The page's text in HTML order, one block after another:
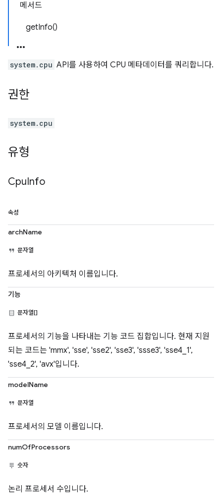
메서드
getInfo()
system.cpu API를 사용하여 CPU 메타데이터를 쿼리합니다.
권한
system.cpu
유형
CpuInfo
속성
archName
문자열
프로세서의 아키텍처 이름입니다.
기능
문자열[]
프로세서의 기능을 나타내는 기능 코드 집합입니다. 현재 지원
되는 코드는 'mmx', 'sse', 'sse2', 'sse3', 'ssse3', 'sse4_1',
'sse4_2', 'avx'입니다.
modelName
문자열
프로세서의 모델 이름입니다.
numOfProcessors
숫자
논리 프로세서 수입니다.